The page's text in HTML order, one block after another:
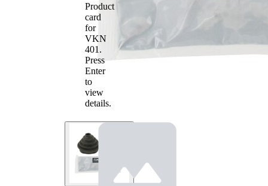
Product
card
for
VKN
401 .
Press
Enter
to
view
details.